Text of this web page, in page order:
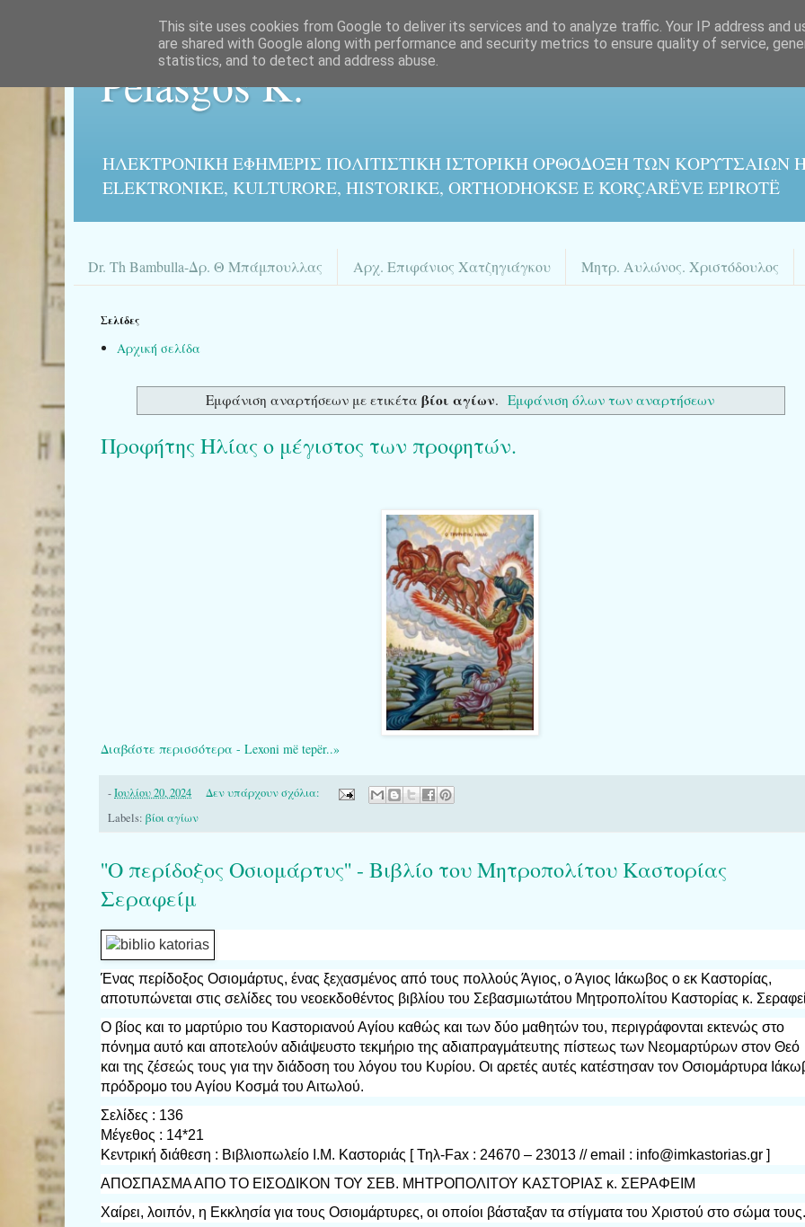
Pelasgos K.
ΗΛΕΚΤΡΟΝΙΚΉ ΕΦΗΜΕΡΙΣ ΠΟΛΙΤΙΣΤΙΚΉ ΙΣΤΟΡΙΚΉ ΟΡΘΌΔΟΞΗ ΤΩΝ ΚΟΡΥΤΣΑΙΩΝ
ELEKTRONIKE, KULTURORE, HISTORIKE, ORTHODHOKSE E KORÇARËVE EPIROTË
Dr. Th Bambulla-Δρ. Θ Μπάμπουλλας Αρχ. Επιφάνιος Χατζηγιάγκου Μητρ. Αυλώνος. Χριστόδουλος
Σελίδες
Αρχική σελίδα
Εμφάνιση αναρτήσεων με ετικέτα βίοι αγίων. Εμφάνιση όλων των αναρτήσεων
Προφήτης Ηλίας ο μέγιστος των προφητών.
Διαβάστε περισσότερα - Lexoni më tepër..»
-Ιουλίου 20, 2024
Δεν υπάρχουν σχόλια:
Labels: βίοι αγίων
''Ο περίδοξος Οσιομάρτυς'' - Βιβλίο του Μητροπολίτου Καστορίας
Σεραφείμ
Ένας περίδοξος Οσιομάρτυς, ένας ξεχασμένος από τους πολλούς Άγιος, ο Άγιος Ιάκωβος ο εκ Καστορίας,
αποτυπώνεται στις σελίδες του νεοεκδοθέντος βιβλίου του Σεβασμιωτάτου Μητροπολίτου Καστορίας κ.
Ο βίος και το μαρτύριο του Καστοριανού Αγίου καθώς και των δύο μαθητών του, περιγράφονται εκτενώς στο
πόνημα αυτό και αποτελούν αδιάψευστο τεκμήριο της αδιαπραγμάτευτης πίστεως των Νεομαρτύρων στον Θεό
και της ζέσεώς τους για την διάδοση του λόγου του Κυρίου. Οι αρετές αυτές κατέστησαν τον Οσιομάρτυρα
πρόδρομο του Αγίου Κοσμά του Αιτωλού.
Σελίδες : 136
Μέγεθος : 14*21
Κεντρική διάθεση : Βιβλιοπωλείο Ι.Μ. Καστοριάς [ Τηλ-Fax : 24670 – 23013 // email : info@imkastorias.gr ]
ΑΠΟΣΠΑΣΜΑ ΑΠΟ ΤΟ ΕΙΣΟΔΙΚΟΝ ΤΟΥ ΣΕΒ. ΜΗΤΡΟΠΟΛΙΤΟΥ ΚΑΣΤΟΡΙΑΣ κ. ΣΕΡΑΦΕΙΜ
Χαίρει, λοιπόν, η Εκκλησία για τους Οσιομάρτυρες, οι οποίοι βάσταξαν τα στίγματα του Χριστού στο σώμα τους.
This site uses cookies from Google to deliver its services and to analyze traffic. Your IP address and
are shared with Google along with performance and security metrics to ensure quality of service,
statistics, and to detect and address abuse.